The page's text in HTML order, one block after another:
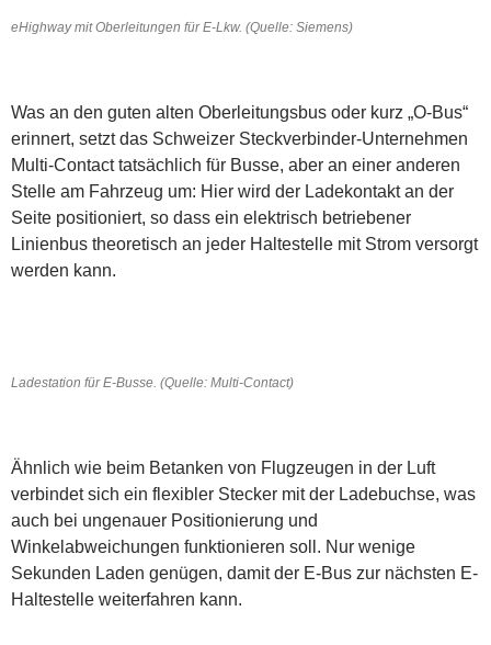
eHighway mit Oberleitungen für E-Lkw. (Quelle: Siemens)
Was an den guten alten Oberleitungsbus oder kurz „O-Bus“
erinnert, setzt das Schweizer Steckverbinder-Unternehmen
Multi-Contact tatsächlich für Busse, aber an einer anderen
Stelle am Fahrzeug um: Hier wird der Ladekontakt an der
Seite positioniert, so dass ein elektrisch betriebener
Linienbus theoretisch an jeder Haltestelle mit Strom versorgt
werden kann.
Ladestation für E-Busse. (Quelle: Multi-Contact)
Ähnlich wie beim Betanken von Flugzeugen in der Luft
verbindet sich ein flexibler Stecker mit der Ladebuchse, was
auch bei ungenauer Positionierung und
Winkelabweichungen funktionieren soll. Nur wenige
Sekunden Laden genügen, damit der E-Bus zur nächsten E-
Haltestelle weiterfahren kann.